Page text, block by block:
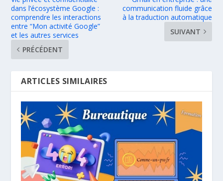
dans l’écosystème Google :
comprendre les interactions
entre “Mon activité Google”
et les autres services
PRÉCÉDENT
communication fluide grâce
à la traduction automatique
SUIVANT
ARTICLES SIMILAIRES